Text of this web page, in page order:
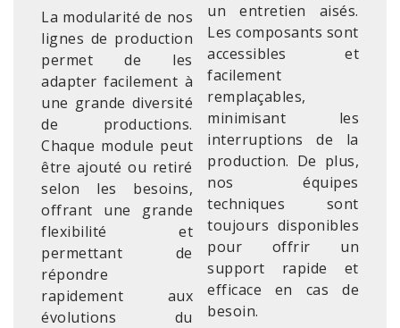
La modularité de nos
lignes de production
permet de les
adapter facilement à
une grande diversité
de productions.
Chaque module peut
être ajouté ou retiré
selon les besoins,
offrant une grande
flexibilité et
permettant de
répondre
rapidement aux
évolutions du
un entretien aisés.
Les composants sont
accessibles et
facilement
remplaçables,
minimisant les
interruptions de la
production. De plus,
nos équipes
techniques sont
toujours disponibles
pour offrir un
support rapide et
efficace en cas de
besoin.